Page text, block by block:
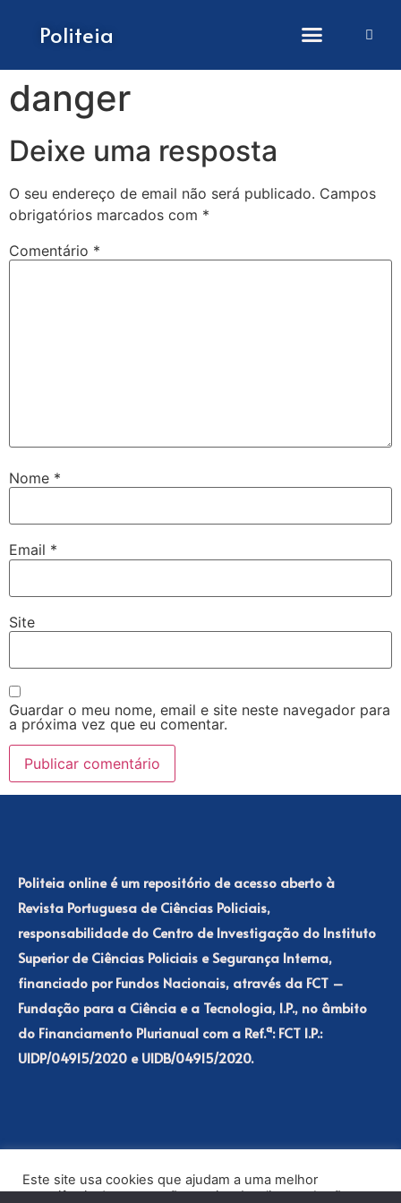
Politeia
danger
Deixe uma resposta
O seu endereço de email não será publicado. Campos
obrigatórios marcados com *
Comentário *
Nome *
Email *
Site
Guardar o meu nome, email e site neste navegador para
a próxima vez que eu comentar.
Politeia online é um repositório de acesso aberto à
Revista Portuguesa de Ciências Policiais,
responsabilidade do Centro de Investigação do Instituto
Superior de Ciências Policiais e Segurança Interna,
financiado por Fundos Nacionais, através da FCT –
Fundação para a Ciência e a Tecnologia, I.P., no âmbito
do Financiamento Plurianual com a Ref.ª: FCT I.P.:
UIDP/04915/2020 e UIDB/04915/2020.
Este site usa cookies que ajudam a uma melhor
experiência de navegação no site. Ao clicar no botão